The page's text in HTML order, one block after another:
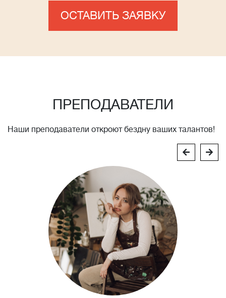
ОСТАВИТЬ ЗАЯВКУ
ПРЕПОДАВАТЕЛИ
Наши преподаватели откроют бездну ваших талантов!